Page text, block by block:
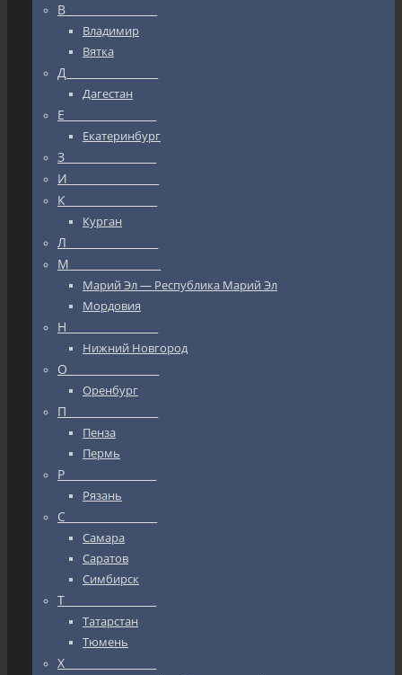
В_________________
Владимир
Вятка
Д_________________
Дагестан
Е_________________
Екатеринбург
З_________________
И_________________
К_________________
Курган
Л_________________
М_________________
Марий Эл — Республика Марий Эл
Мордовия
Н_________________
Нижний Новгород
О_________________
Оренбург
П_________________
Пенза
Пермь
Р_________________
Рязань
С_________________
Самара
Саратов
Симбирск
Т_________________
Татарстан
Тюмень
Х_________________